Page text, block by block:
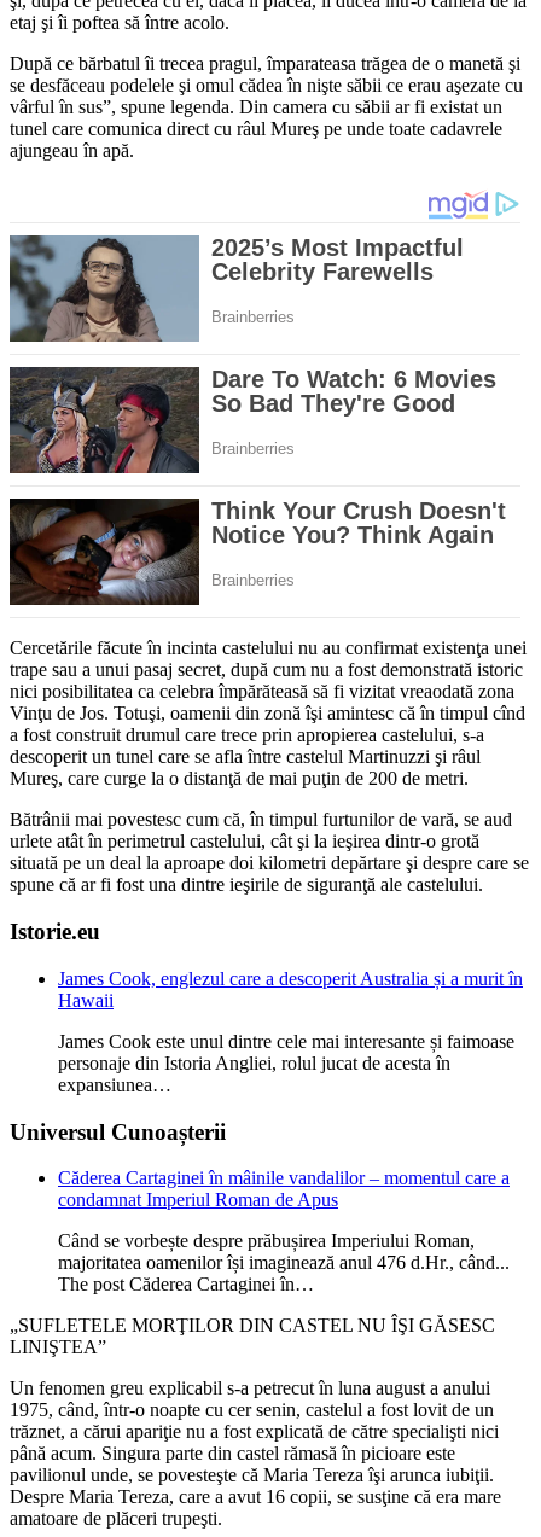
etaj şi îi poftea să între acolo.
După ce bărbatul îi trecea pragul, împarateasa trăgea de o manetă şi
se desfăceau podelele şi omul cădea în nişte săbii ce erau aşezate cu
vârful în sus”, spune legenda. Din camera cu săbii ar fi existat un
tunel care comunica direct cu râul Mureş pe unde toate cadavrele
ajungeau în apă.
Cercetările făcute în incinta castelului nu au confirmat existenţa unei
trape sau a unui pasaj secret, după cum nu a fost demonstrată istoric
nici posibilitatea ca celebra împărăteasă să fi vizitat vreaodată zona
Vinţu de Jos. Totuşi, oamenii din zonă îşi amintesc că în timpul cînd
a fost construit drumul care trece prin apropierea castelului, s-a
descoperit un tunel care se afla între castelul Martinuzzi şi râul
Mureş, care curge la o distanţă de mai puţin de 200 de metri.
Bătrânii mai povestesc cum că, în timpul furtunilor de vară, se aud
urlete atât în perimetrul castelului, cât şi la ieşirea dintr-o grotă
situată pe un deal la aproape doi kilometri depărtare şi despre care se
spune că ar fi fost una dintre ieşirile de siguranţă ale castelului.
Istorie.eu
James Cook, englezul care a descoperit Australia și a murit în
Hawaii
James Cook este unul dintre cele mai interesante și faimoase
personaje din Istoria Angliei, rolul jucat de acesta în
expansiunea…
Universul Cunoașterii
Căderea Cartaginei în mâinile vandalilor – momentul care a
condamnat Imperiul Roman de Apus
Când se vorbește despre prăbușirea Imperiului Roman,
majoritatea oamenilor își imaginează anul 476 d.Hr., când...
The post Căderea Cartaginei în…
„SUFLETELE MORŢILOR DIN CASTEL NU ÎŞI GĂSESC
LINIŞTEA”
Un fenomen greu explicabil s-a petrecut în luna august a anului
1975, când, într-o noapte cu cer senin, castelul a fost lovit de un
trăznet, a cărui apariţie nu a fost explicată de către specialişti nici
până acum. Singura parte din castel rămasă în picioare este
pavilionul unde, se povesteşte că Maria Tereza îşi arunca iubiţii.
Despre Maria Tereza, care a avut 16 copii, se susţine că era mare
amatoare de plăceri trupeşti.